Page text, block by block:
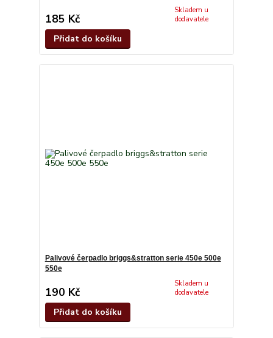
185 Kč
Skladem u
dodavatele
Přidat do košíku
Palivové čerpadlo briggs&stratton serie 450e 500e
550e
190 Kč
Skladem u
dodavatele
Přidat do košíku